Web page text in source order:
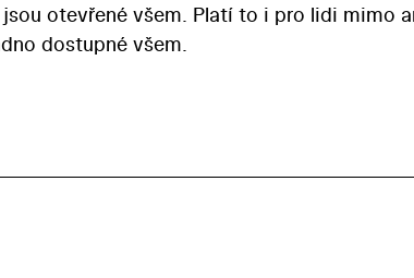
otevřené všem. Platí to i pro lidi mimo
dostupné všem.